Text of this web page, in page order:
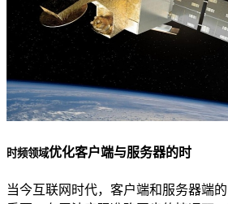
时频领域优化客户端与服务器的时
当今互联网时代，客户端和服务器端